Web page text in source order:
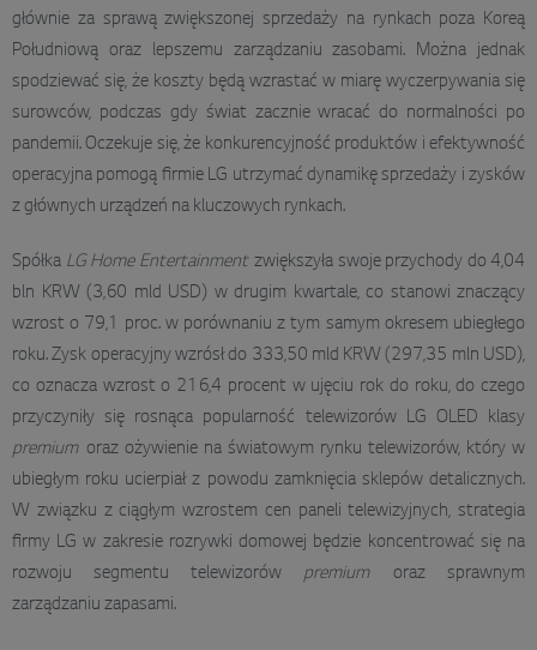
głównie za sprawą zwiększonej sprzedaży na rynkach poza Koreą
Południową oraz lepszemu zarządzaniu zasobami. Można jednak
spodziewać się, że koszty będą wzrastać w miarę wyczerpywania się
surowców, podczas gdy świat zacznie wracać do normalności po
pandemii. Oczekuje się, że konkurencyjność produktów i efektywność
operacyjna pomogą firmie LG utrzymać dynamikę sprzedaży i zysków
z głównych urządzeń na kluczowych rynkach.
Spółka LG Home Entertainment zwiększyła swoje przychody do 4,04
bln KRW (3,60 mld USD) w drugim kwartale, co stanowi znaczący
wzrost o 79,1 proc. w porównaniu z tym samym okresem ubiegłego
roku. Zysk operacyjny wzrósł do 333,50 mld KRW (297,35 mln USD),
co oznacza wzrost o 216,4 procent w ujęciu rok do roku, do czego
przyczyniły się rosnąca popularność telewizorów LG OLED klasy
premium oraz ożywienie na światowym rynku telewizorów, który w
ubiegłym roku ucierpiał z powodu zamknięcia sklepów detalicznych.
W związku z ciągłym wzrostem cen paneli telewizyjnych, strategia
firmy LG w zakresie rozrywki domowej będzie koncentrować się na
rozwoju segmentu telewizorów premium oraz sprawnym
zarządzaniu zapasami.